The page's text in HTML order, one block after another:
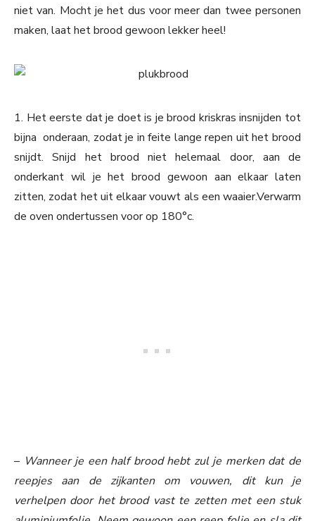
niet van. Mocht je het dus voor meer dan twee personen
maken, laat het brood gewoon lekker heel!
1. Het eerste dat je doet is je brood kriskras insnijden tot
bijna onderaan, zodat je in feite lange repen uit het brood
snijdt. Snijd het brood niet helemaal door, aan de
onderkant wil je het brood gewoon aan elkaar laten
zitten, zodat het uit elkaar vouwt als een waaier.Verwarm
de oven ondertussen voor op 180°c.
– Wanneer je een half brood hebt zul je merken dat de
reepjes aan de zijkanten om vouwen, dit kun je
verhelpen door het brood vast te zetten met een stuk